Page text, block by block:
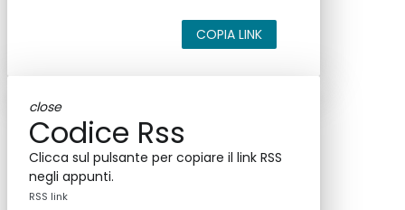
COPIA LINK
close
Codice Rss
Clicca sul pulsante per copiare il link RSS
negli appunti.
RSS link